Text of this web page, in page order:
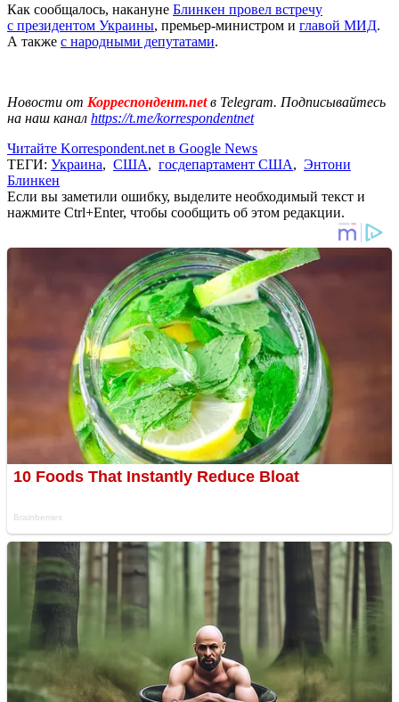
Как сообщалось, накануне Блинкен провел встречу
с президентом Украины, премьер-министром и главой МИД.
А также с народными депутатами.
Новости от Корреспондент.netв Telegram. Подписывайтесь
на наш канал https://t.me/korrespondentnet
Читайте Korrespondent.net в Google News
ТЕГИ: Украина, США, госдепартамент США, Энтони
Блинкен
Если вы заметили ошибку, выделите необходимый текст и
нажмите Ctrl+Enter, чтобы сообщить об этом редакции.